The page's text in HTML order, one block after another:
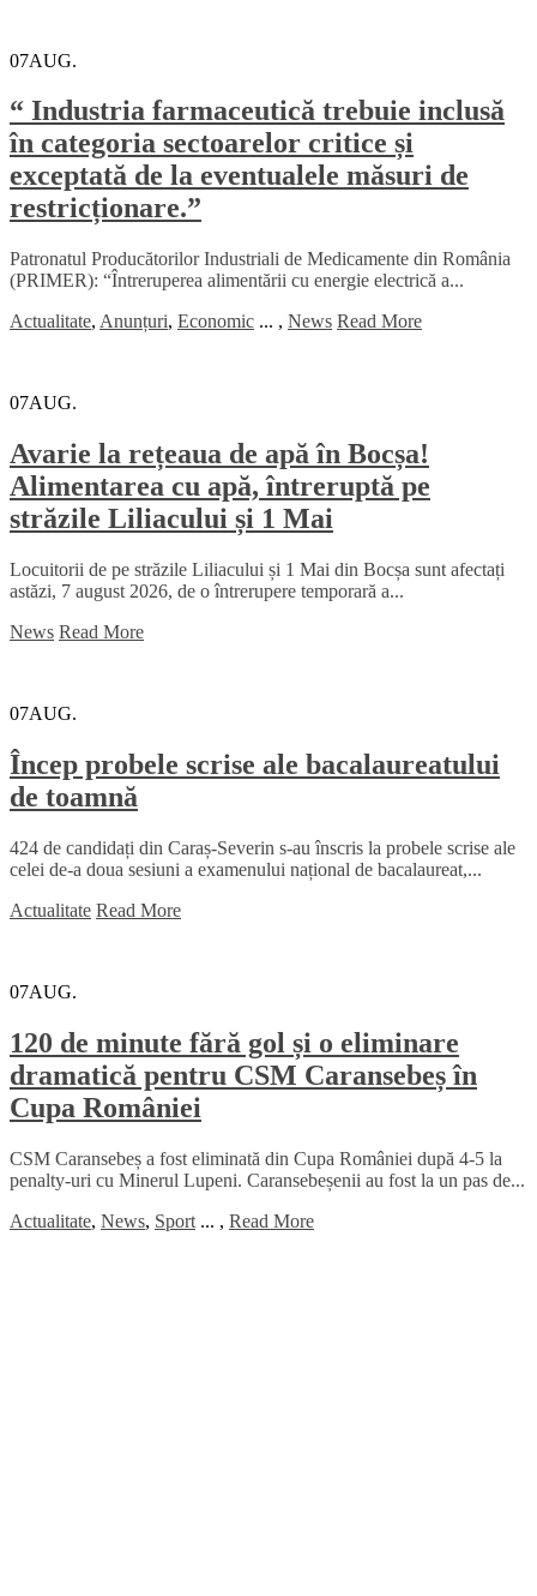
07AUG.
“ Industria farmaceutică trebuie inclusă
în categoria sectoarelor critice și
exceptată de la eventualele măsuri de
restricționare.”
Patronatul Producătorilor Industriali de Medicamente din România
(PRIMER): “Întreruperea alimentării cu energie electrică a...
Actualitate, Anunțuri, Economic ... , News Read More
07AUG.
Avarie la rețeaua de apă în Bocșa!
Alimentarea cu apă, întreruptă pe
străzile Liliacului și 1 Mai
Locuitorii de pe străzile Liliacului și 1 Mai din Bocșa sunt afectați
astăzi, 7 august 2026, de o întrerupere temporară a...
News Read More
07AUG.
Încep probele scrise ale bacalaureatului
de toamnă
424 de candidați din Caraș-Severin s-au înscris la probele scrise ale
celei de-a doua sesiuni a examenului național de bacalaureat,...
Actualitate Read More
07AUG.
120 de minute fără gol și o eliminare
dramatică pentru CSM Caransebeș în
Cupa României
CSM Caransebeș a fost eliminată din Cupa României după 4-5 la
penalty-uri cu Minerul Lupeni. Caransebeșenii au fost la un pas de...
Actualitate, News, Sport ... , Read More